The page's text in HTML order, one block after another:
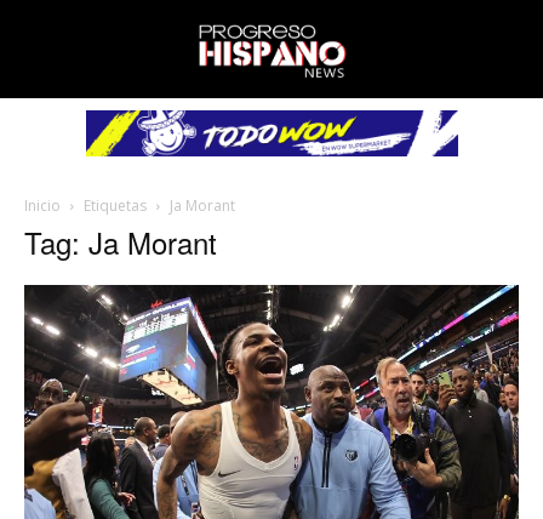
Inicio Etiquetas Ja Morant
Tag: Ja Morant